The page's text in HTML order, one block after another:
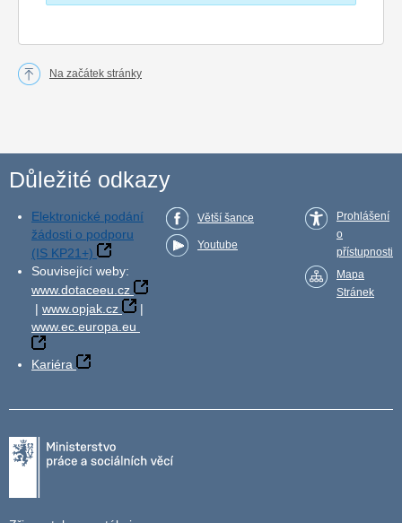
Na začátek stránky
Důležité odkazy
Elektronické podání
žádosti o podporu
(IS KP21+)
Související weby:
www.dotaceeu.cz
| www.opjak.cz
|
www.ec.europa.eu
Kariéra
Větší šance
Youtube
Prohlášení
o
přístupnosti
Mapa
Stránek